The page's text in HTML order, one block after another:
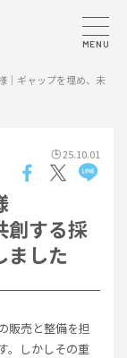
MENU
｜ギャップを埋め、未
25.10.01
創する採
ました
販売と整備を担
。しかしその重